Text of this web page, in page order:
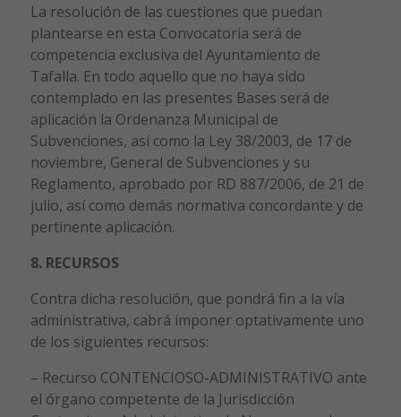
La resolución de las cuestiones que puedan
plantearse en esta Convocatoria será de
competencia exclusiva del Ayuntamiento de
Tafalla. En todo aquello que no haya sido
contemplado en las presentes Bases será de
aplicación la Ordenanza Municipal de
Subvenciones, así como la Ley 38/2003, de 17 de
noviembre, General de Subvenciones y su
Reglamento, aprobado por RD 887/2006, de 21 de
julio, así como demás normativa concordante y de
pertinente aplicación.
8. RECURSOS
Contra dicha resolución, que pondrá fin a la vía
administrativa, cabrá imponer optativamente uno
de los siguientes recursos:
– Recurso CONTENCIOSO-ADMINISTRATIVO ante
el órgano competente de la Jurisdicción